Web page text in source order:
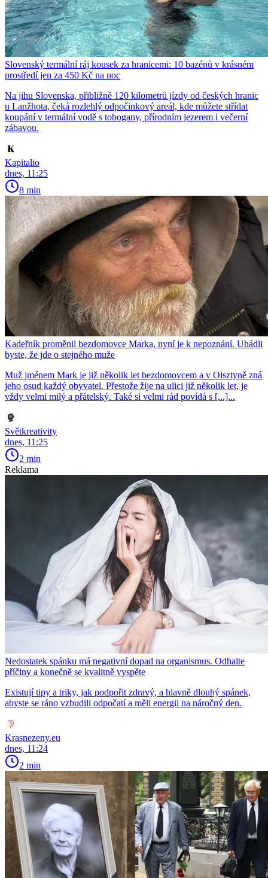
Slovenský termální ráj kousek za hranicemi: 10 bazénů v krásném
prostředí jen za 450 Kč na noc
Na jihu Slovenska, přibližně 120 kilometrů jízdy od českých hranic
u Lanžhota, čeká rozlehlý odpočinkový areál, kde můžete střídat
koupání v termální vodě s tobogany, přírodním jezerem i večerní
zábavou.
Kapitalio
dnes, 11:25
8 min
Kadeřník proměnil bezdomovce Marka, nyní je k nepoznání. Uhádli
byste, že jde o stejného muže
Muž jménem Mark je již několik let bezdomovcem a v Olsztyně zná
jeho osud každý obyvatel. Přestože žije na ulici již několik let, je
vždy velmi milý a přátelský. Také si velmi rád povídá s [...]...
Světkreativity
dnes, 11:25
2 min
Reklama
Nedostatek spánku má negativní dopad na organismus. Odhalte
příčiny a konečně se kvalitně vyspěte
Existují tipy a triky, jak podpořit zdravý, a hlavně dlouhý spánek,
abyste se ráno vzbudili odpočatí a měli energii na náročný den.
Krasnezeny.eu
dnes, 11:24
2 min